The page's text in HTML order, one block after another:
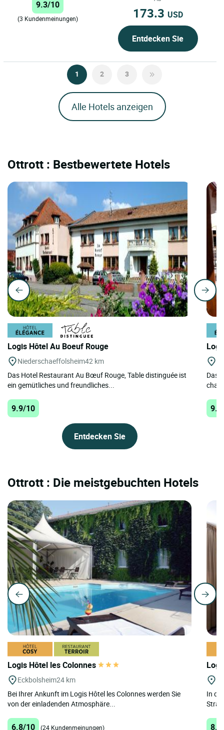
9.3/10
(3 Kundenmeinungen) 173.3 USD
Entdecken Sie
1 2 3
Alle Hotels anzeigen
Ottrott : Bestbewertete Hotels
Logis Hôtel Au Boeuf Rouge
Niederschaeffolsheim42 km
Das Hotel Restaurant Au Bœuf Rouge, Table distinguée ist
ein gemütliches und freundliches...
9.9/10
Entdecken Sie
Das
Ottrott : Die meistgebuchten Hotels
Logis Hôtel les Colonnes
Eckbolsheim24 km
Bei Ihrer Ankunft im Logis Hôtel les Colonnes werden Sie
von der einladenden Atmosphäre...
6.8/10 (24 Kundenmeinungen)
In